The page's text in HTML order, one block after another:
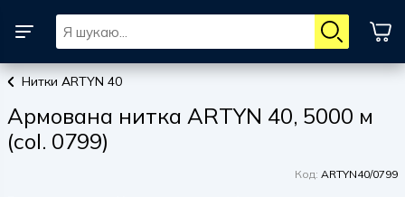
Нитки ARTYN 40
Армована нитка ARTYN 40, 5000 м
(col. 0799)
Код: ARTYN40/0799